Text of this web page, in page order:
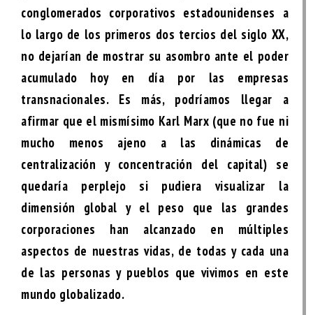
conglomerados corporativos estadounidenses a
lo largo de los primeros dos tercios del siglo XX,
no dejarían de mostrar su asombro ante el poder
acumulado hoy en día por las empresas
transnacionales. Es más, podríamos llegar a
afirmar que el mismísimo Karl Marx (que no fue ni
mucho menos ajeno a las dinámicas de
centralización y concentración del capital) se
quedaría perplejo si pudiera visualizar la
dimensión global y el peso que las grandes
corporaciones han alcanzado en múltiples
aspectos de nuestras vidas, de todas y cada una
de las personas y pueblos que vivimos en este
mundo globalizado.